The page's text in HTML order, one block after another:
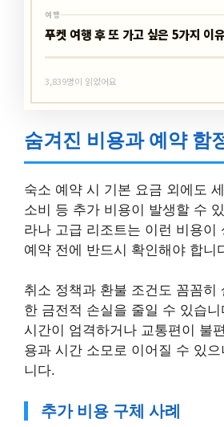
여행
푸켓 여행 후 또 가고 싶은 5가지 이
3,839명이 읽었어요
숨겨진 비용과 예약 함
숙소 예약 시 기본 요금 외에도
소비 등 추가 비용이 발생할 수
라나 고급 리조트는 이런 비용이
예약 전에 반드시 확인해야 합니
취소 정책과 환불 조건도 꼼꼼히
한 금전적 손실을 줄일 수 있습
시간이 엄격하거나 교통편이 불
용과 시간 소모로 이어질 수 있
니다.
추가 비용 구체 사례